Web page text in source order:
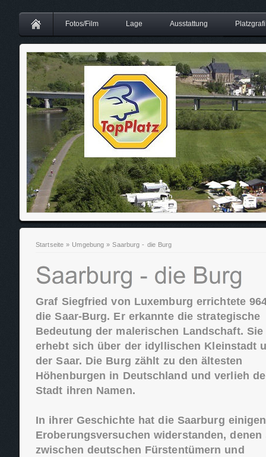
Fotos/Film Lage Ausstattung
Startseite » Umgebung »Saarburg - die Burg
Graf Siegfried von Luxemburg errichtete
die Saar-Burg. Er erkannte die strategische
Bedeutung der malerischen Landschaft. Sie
erhebt sich über der idyllischen Kleinstadt
der Saar. Die Burg zählt zu den ältesten
Höhenburgen in Deutschland und verlieh
Stadt ihren Namen.
In ihrer Geschichte hat die Saarburg einigen
Eroberungsversuchen widerstanden, denen
zwischen deutschen Fürstentümern und